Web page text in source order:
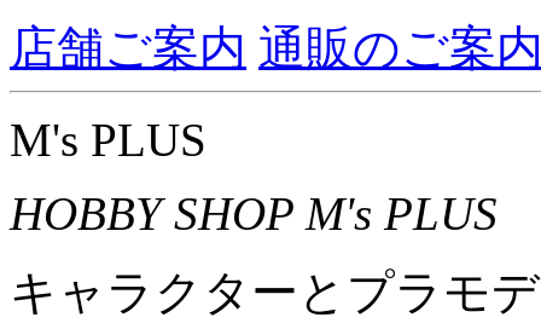
店舗ご案内 通販のご案
M's PLUS
HOBBY SHOP M's PLUS
キャラクターとプラモ